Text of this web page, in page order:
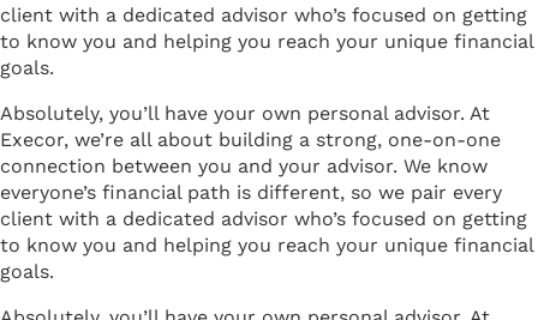
client with a dedicated advisor who’s focused on getting
to know you and helping you reach your unique financial
goals.
Absolutely, you’ll have your own personal advisor. At
Execor, we’re all about building a strong, one-on-one
connection between you and your advisor. We know
everyone’s financial path is different, so we pair every
client with a dedicated advisor who’s focused on getting
to know you and helping you reach your unique financial
goals.